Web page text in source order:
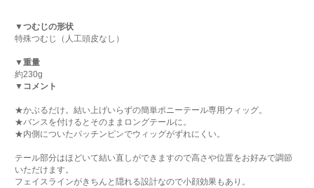
▼つむじの形状
特殊つむじ（人工頭皮なし）
▼重量
約230g
▼コメント
★かぶるだけ。結い上げいらずの簡単ポニーテール専用ウィッグ。
★バンスを付けるとそのままロングテールに。
★内側についたパッチンピンでウィッグがずれにくい。
テール部分はほどいて結い直しができますので高さや位置をお好みで調節
いただけます。
フェイスラインがきちんと隠れる設計なので小顔効果もあり。